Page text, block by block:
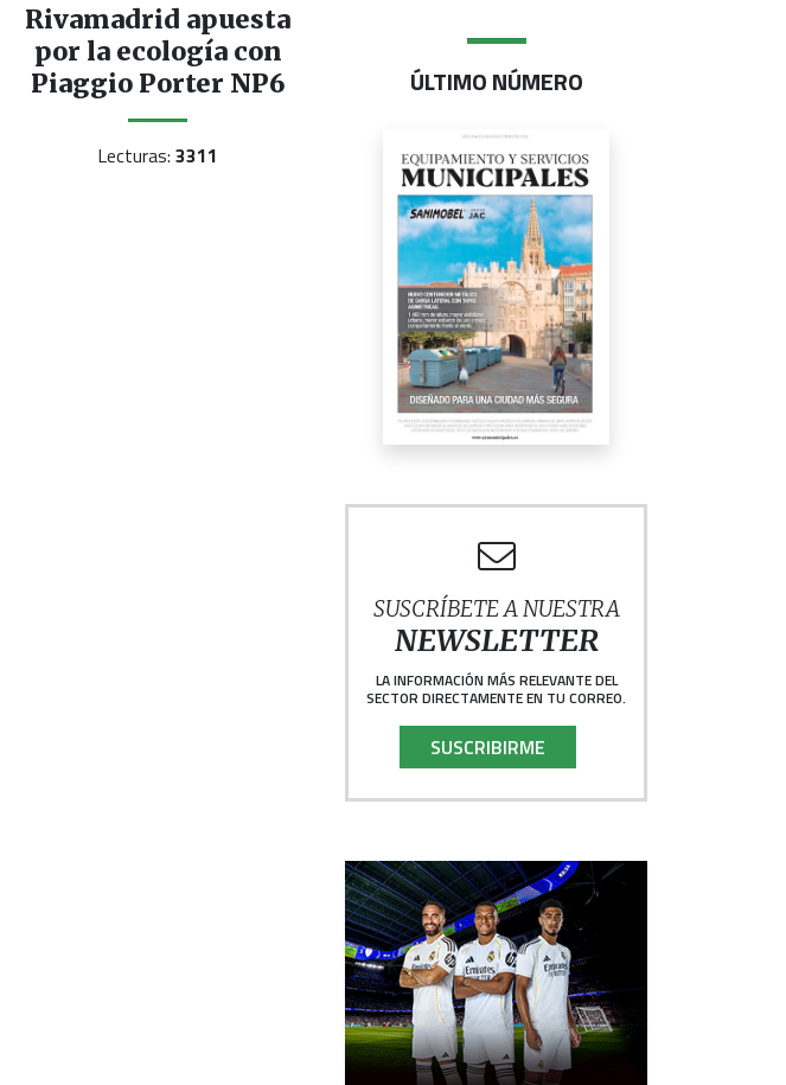
Rivamadrid apuesta
por la ecología con
Piaggio Porter NP6
Lecturas:3311
ÚLTIMO NÚMERO
SUSCRÍBETE A NUESTRA
NEWSLETTER
LA INFORMACIÓN MÁS RELEVANTE DEL
SECTOR DIRECTAMENTE EN TU CORREO.
SUSCRIBIRME